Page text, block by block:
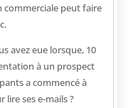
commerciale peut faire
avez eue lorsque, 10
à un prospect
a commencé à
ses e-mails ?